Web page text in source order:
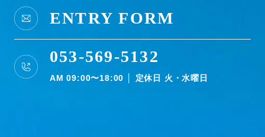
ENTRY FORM
053-569-5132
AM 09:00〜18:00 │ 定休日 火・水曜日